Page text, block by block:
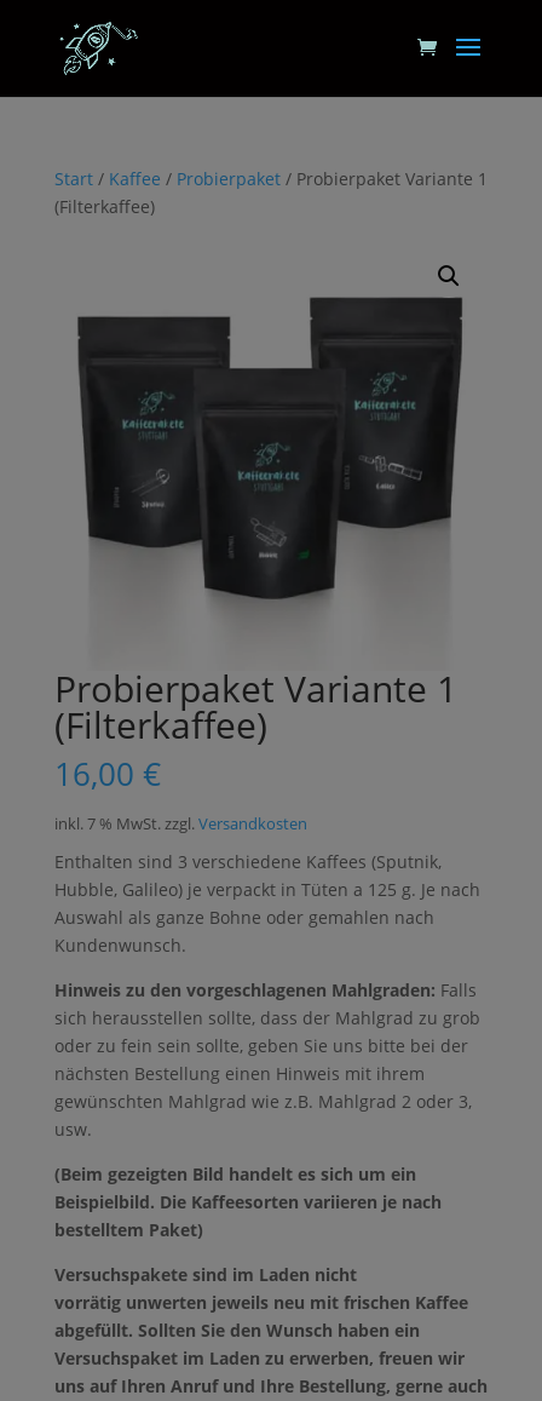
Start/ Kaffee / Probierpaket/ Probierpaket Variante 1
(Filterkaffee)
Probierpaket Variante 1
(Filterkaffee)
16,00 €
inkl. 7 % MwSt.zzgl.Versandkosten
Enthalten sind 3 verschiedene Kaffees (Sputnik,
Hubble, Galileo) je verpackt in Tüten a 125 g. Je nach
Auswahl als ganze Bohne oder gemahlen nach
Kundenwunsch.
Hinweis zu den vorgeschlagenen Mahlgraden: Falls
sich herausstellen sollte, dass der Mahlgrad zu grob
oder zu fein sein sollte, geben Sie uns bitte bei der
nächsten Bestellung einen Hinweis mit ihrem
gewünschten Mahlgrad wie z.B. Mahlgrad 2 oder 3,
usw.
(Beim gezeigten Bild handelt es sich um ein
Beispielbild. Die Kaffeesorten variieren je nach
bestelltem Paket)
Versuchspakete sind im Laden nicht
vorrätig unwerten jeweils neu mit frischen Kaffee
abgefüllt. Sollten Sie den Wunsch haben ein
Versuchspaket im Laden zu erwerben, freuen wir
uns auf Ihren Anruf und Ihre Bestellung, gerne auch